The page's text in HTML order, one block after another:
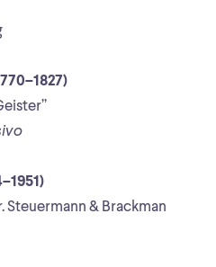
Steuermann & Brackman